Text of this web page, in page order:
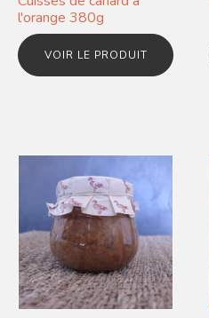
l'orange 380g
VOIR LE PRODUIT